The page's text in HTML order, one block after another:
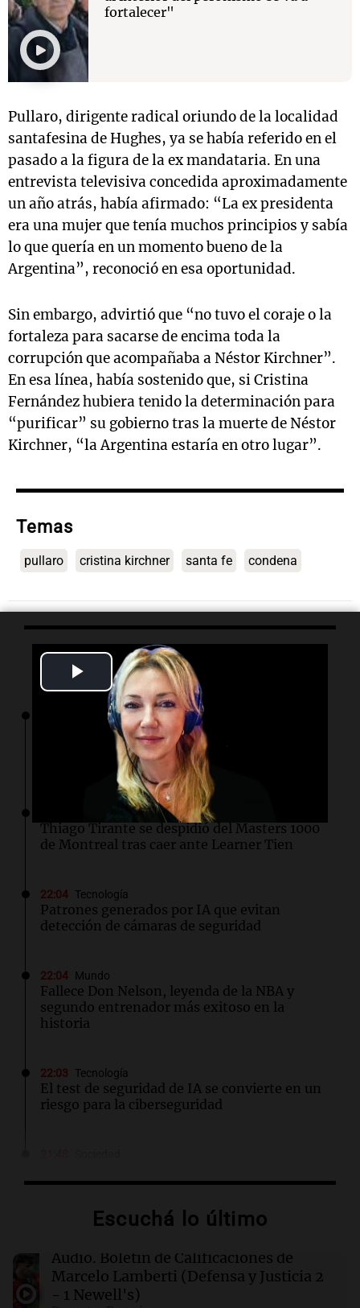
Play
Video
fortalecer"
Pullaro, dirigente radical oriundo de la localidad
santafesina de Hughes, ya se había referido en el
pasado a la figura de la ex mandataria. En una
entrevista televisiva concedida aproximadamente
un año atrás, había afirmado: “La ex presidenta
era una mujer que tenía muchos principios y sabía
lo que quería en un momento bueno de la
Argentina”, reconoció en esa oportunidad.
Sin embargo, advirtió que “no tuvo el coraje o la
fortaleza para sacarse de encima toda la
corrupción que acompañaba a Néstor Kirchner”.
En esa línea, había sostenido que, si Cristina
Fernández hubiera tenido la determinación para
“purificar” su gobierno tras la muerte de Néstor
Kirchner, “la Argentina estaría en otro lugar”.
Temas
pullaro cristina kirchner santa fe condena
Lo último
Deportes
Ferro vuelve a sonreír con triunfo ante Los
Andes y se afianza en la cima de la Primera
Thiago Tirante se despidió del Masters 1000
de Montreal tras caer ante Learner Tien
22:04 Tecnología
Patrones generados por IA que evitan
detección de cámaras de seguridad
22:04 Mundo
Fallece Don Nelson, leyenda de la NBA y
segundo entrenador más exitoso en la
historia
22:03 Tecnología
El test de seguridad de IA se convierte en un
riesgo para la ciberseguridad
millones de dólares se repartirán entre 44
21:36 Deportes
El futbolista argentino Matías Pourrain
permanece detenido en una cárcel de máxima
seguridad en EE. UU.
Escuchá lo último
Audio. Boletín de Calificaciones de
Marcelo Lamberti (Defensa y Justicia 2
- 1 Newell's)